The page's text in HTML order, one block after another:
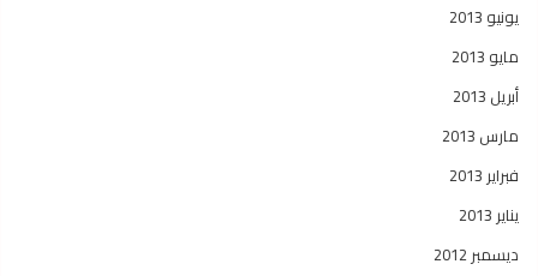
يونيو 2013
مايو 2013
أبريل 2013
مارس 2013
فبراير 2013
يناير 2013
ديسمبر 2012